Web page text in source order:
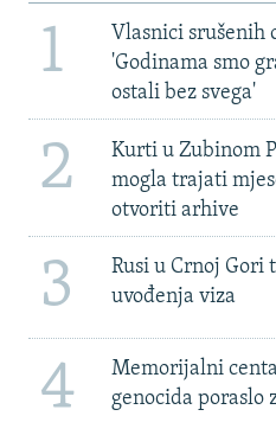
1
Vlasnici srušenih
'Godinama smo
ostali bez svega'
2
Kurti u Zubinom
mogla trajati
otvoriti arhive
3
Rusi u Crnoj Gori
uvođenja viza
4
Memorijalni
genocida poraslo